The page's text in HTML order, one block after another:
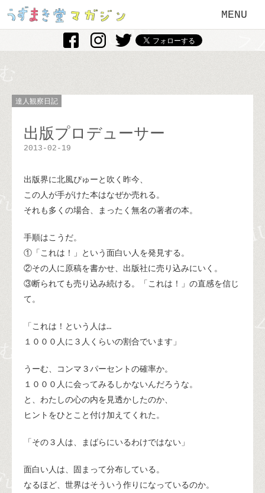
MENU
達人観察日記
出版プロデューサー
2013-02-19
出版界に北風ぴゅーと吹く昨今、
この人が手がけた本はなぜか売れる。
それも多くの場合、まったく無名の著者の本。
手順はこうだ。
①「これは！」という面白い人を発見する。
②その人に原稿を書かせ、出版社に売り込みにいく。
③断られても売り込み続ける。「これは！」の直感を信じ
て。
「これは！という人は…
１０００人に３人くらいの割合でいます」
うーむ、コンマ３パーセントの確率か。
１０００人に会ってみるしかないんだろうな。
と、わたしの心の内を見透かしたのか、
ヒントをひとこと付け加えてくれた。
「その３人は、まばらにいるわけではない」
面白い人は、固まって分布している。
なるほど、世界はそういう作りになっているのか。